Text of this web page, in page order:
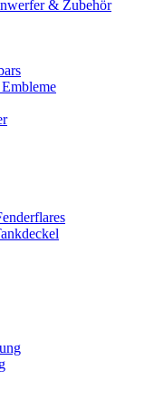
& Zubehör